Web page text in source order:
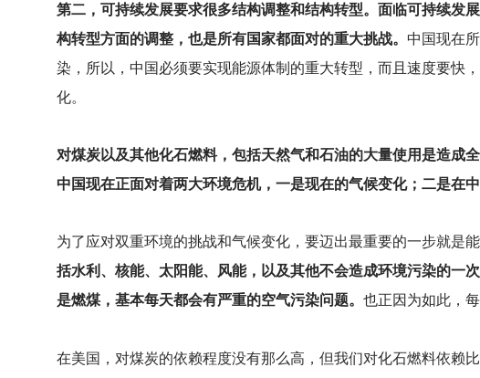
第二，可持续发展要求很多结构调整和结构转型。面临可持续发
构转型方面的调整，也是所有国家都面对的重大挑战。 中国现在
染，所以，中国必须要实现能源体制的重大转型，而且速度要快
化。
对煤炭以及其他化石燃料，包括天然气和石油的大量使用是造成
中国现在正面对着两大环境危机，一是现在的气候变化；二是在
为了应对双重环境的挑战和气候变化，要迈出最重要的一步就是
括水利、核能、太阳能、风能，以及其他不会造成环境污染的一次
是燃煤，基本每天都会有严重的空气污染问题。 也正因为如此，
在美国，对煤炭的依赖程度没有那么高，但我们对化石燃料依赖